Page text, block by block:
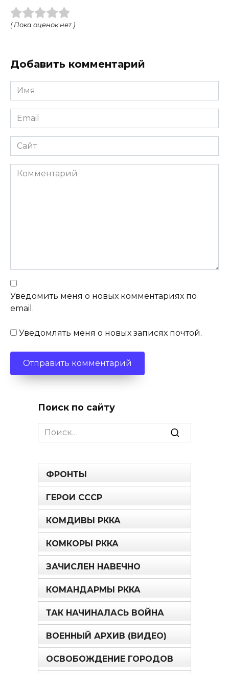
( Пока оценок нет )
Добавить комментарий
Имя
Email
Сайт
Комментарий
Уведомить меня о новых комментариях по
email.
Уведомлять меня о новых записях почтой.
Поиск по сайту
Search
for:
ФРОНТЫ
ГЕРОИ СССР
КОМДИВЫ РККА
КОМКОРЫ РККА
ЗАЧИСЛЕН НАВЕЧНО
КОМАНДАРМЫ РККА
ТАК НАЧИНАЛАСЬ ВОЙНА
ВОЕННЫЙ АРХИВ (ВИДЕО)
ОСВОБОЖДЕНИЕ ГОРОДОВ